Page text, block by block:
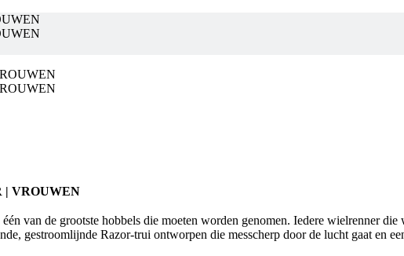
| VROUWEN
van de grootste hobbels die moeten worden genomen. Iedere wielrenner
gestroomlijnde Razor-trui ontworpen die messcherp door de lucht gaat en